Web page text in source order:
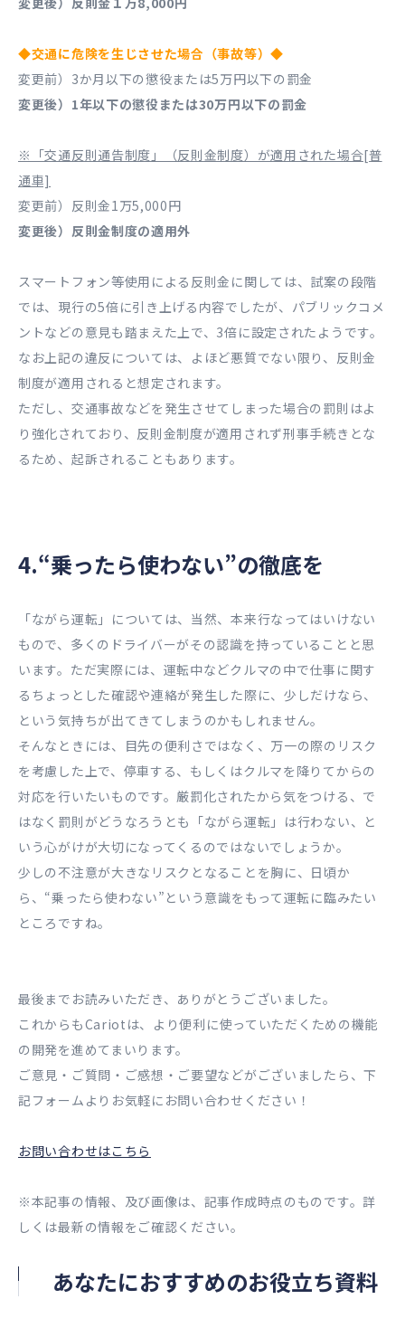
◆交通に危険を生じさせた場合（事故等）◆
変更前）3か月以下の懲役または5万円以下の罰金
変更後）1年以下の懲役または30万円以下の罰金
※「交通反則通告制度」（反則金制度）が適用された場合[普
通車]
変更前）反則金1万5,000円
変更後）反則金制度の適用外
スマートフォン等使用による反則金に関しては、試案の段階
では、現行の5倍に引き上げる内容でしたが、パブリックコメ
ントなどの意見も踏まえた上で、3倍に設定されたようです。
なお上記の違反については、よほど悪質でない限り、反則金
制度が適用されると想定されます。
ただし、交通事故などを発生させてしまった場合の罰則はよ
り強化されており、反則金制度が適用されず刑事手続きとな
るため、起訴されることもあります。
4.“乗ったら使わない”の徹底を
「ながら運転」については、当然、本来行なってはいけない
もので、多くのドライバーがその認識を持っていることと思
います。ただ実際には、運転中などクルマの中で仕事に関す
るちょっとした確認や連絡が発生した際に、少しだけなら、
という気持ちが出てきてしまうのかもしれません。
そんなときには、目先の便利さではなく、万一の際のリスク
を考慮した上で、停車する、もしくはクルマを降りてからの
対応を行いたいものです。厳罰化されたから気をつける、で
はなく罰則がどうなろうとも「ながら運転」は行わない、と
いう心がけが大切になってくるのではないでしょうか。
少しの不注意が大きなリスクとなることを胸に、日頃か
ら、“乗ったら使わない”という意識をもって運転に臨みたい
ところですね。
最後までお読みいただき、ありがとうございました。
これからもCariotは、より便利に使っていただくための機能
の開発を進めてまいります。
ご意見・ご質問・ご感想・ご要望などがございましたら、下
記フォームよりお気軽にお問い合わせください！
お問い合わせはこちら
※本記事の情報、及び画像は、記事作成時点のものです。詳
しくは最新の情報をご確認ください。
あなたにおすすめのお役立ち資料